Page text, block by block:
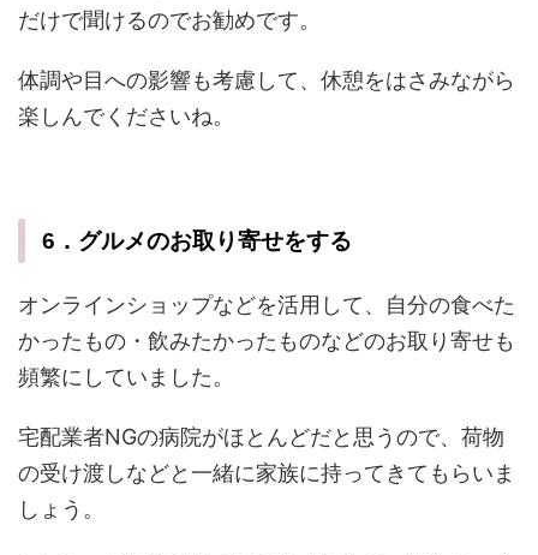
だけで聞けるのでお勧めです。
体調や目への影響も考慮して、休憩をはさみながら
楽しんでくださいね。
6．グルメのお取り寄せをする
オンラインショップなどを活用して、自分の食べた
かったもの・飲みたかったものなどのお取り寄せも
頻繁にしていました。
宅配業者NGの病院がほとんどだと思うので、荷物
の受け渡しなどと一緒に家族に持ってきてもらいま
しょう。